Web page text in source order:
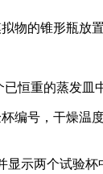
物的锥形瓶放
恒重的蒸发皿
编号，干燥温
示两个试验杯